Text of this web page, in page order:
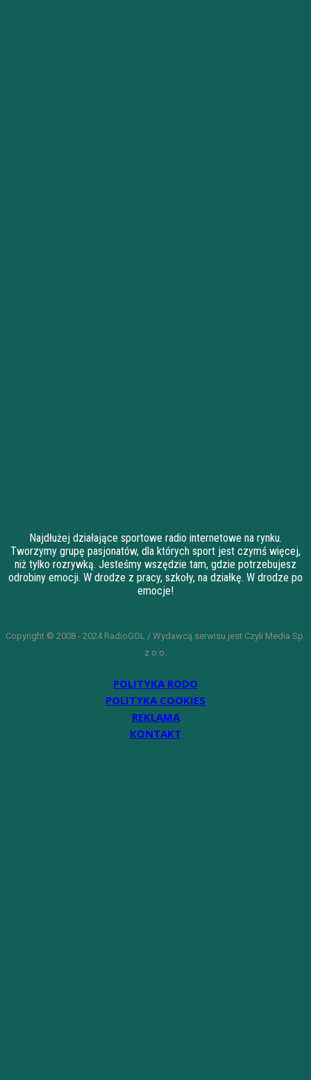
Najdłużej działające sportowe radio internetowe na rynku.
Tworzymy grupę pasjonatów, dla których sport jest czymś więcej,
niż tylko rozrywką. Jesteśmy wszędzie tam, gdzie potrzebujesz
odrobiny emocji. W drodze z pracy, szkoły, na działkę. W drodze po
emocje!
Copyright © 2008 - 2024 RadioGOL / Wydawcą serwisu jest Czyli Media Sp.
z o.o.
POLITYKA RODO
POLITYKA COOKIES
REKLAMA
KONTAKT